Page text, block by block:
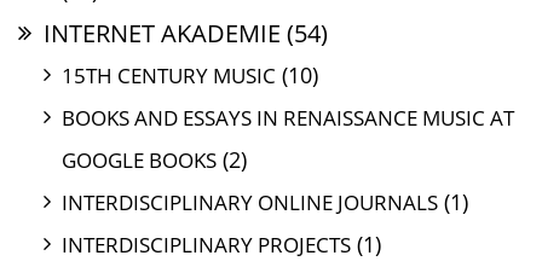
INTERNET AKADEMIE (54)
15TH CENTURY MUSIC (10)
BOOKS AND ESSAYS IN RENAISSANCE MUSIC AT
GOOGLE BOOKS (2)
INTERDISCIPLINARY ONLINE JOURNALS (1)
INTERDISCIPLINARY PROJECTS (1)